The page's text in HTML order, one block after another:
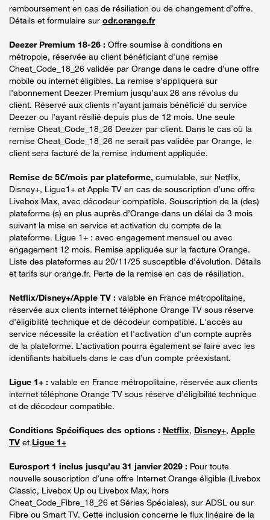
remboursement en cas de résiliation ou de changement d’offre.
Détails et formulaire sur odr.orange.fr
Deezer Premium 18-26 : Offre soumise à conditions en
métropole, réservée au client bénéficiant d’une remise
Cheat_Code_18_26 validée par Orange dans le cadre d’une offre
mobile ou internet éligibles. La remise s’appliquera sur
l’abonnement Deezer Premium jusqu’aux 26 ans révolus du
client. Réservé aux clients n’ayant jamais bénéficié du service
Deezer ou l’ayant résilié depuis plus de 12 mois. Une seule
remise Cheat_Code_18_26 Deezer par client. Dans le cas où la
remise Cheat_Code_18_26 ne serait pas validée par Orange, le
client sera facturé de la remise indument appliquée.
Remise de 5€/mois par plateforme, cumulable, sur Netflix,
Disney+, Ligue1+ et Apple TV en cas de souscription d’une offre
Livebox Max, avec décodeur compatible. Souscription de la (des)
plateforme (s) en plus auprès d’Orange dans un délai de 3 mois
suivant la mise en service et activation du compte de la
plateforme. Ligue 1+ : avec engagement mensuel ou avec
engagement 12 mois. Remise appliquée sur la facture Orange.
Liste des plateformes au 20/11/25 susceptible d’évolution. Détails
et tarifs sur orange.fr. Perte de la remise en cas de résiliation.
Netflix/Disney+/Apple TV : valable en France métropolitaine,
réservée aux clients internet téléphone Orange TV sous réserve
d’éligibilité technique et de décodeur compatible. L'accès au
service nécessite la création et l'activation d'un compte auprès
de la plateforme. L’activation pourra également se faire avec les
identifiants habituels dans le cas d’un compte préexistant.
Ligue 1+ : valable en France métropolitaine, réservée aux clients
internet téléphone Orange TV sous réserve d’éligibilité technique
et de décodeur compatible.
Conditions Spécifiques des options : Netflix, Disney+, Apple
TV et Ligue 1+
Eurosport 1 inclus jusqu’au 31 janvier 2029 : Pour toute
nouvelle souscription d’une offre Internet Orange éligible (Livebox
Classic, Livebox Up ou Livebox Max, hors
Cheat_Code_Fibre_18_26 et Séries Spéciales), sur ADSL ou sur
Fibre ou Smart TV. Cette inclusion concerne le flux linéaire de la